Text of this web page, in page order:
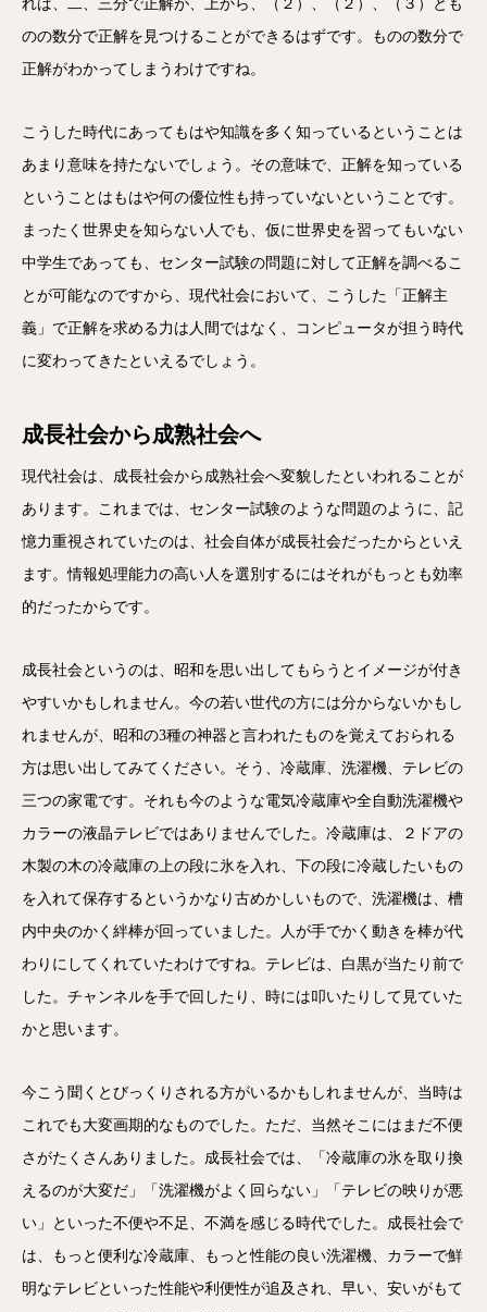
れば、二、三分で正解が、上から、（２）、（２）、（３）とも
のの数分で正解を見つけることができるはずです。ものの数分で
正解がわかってしまうわけですね。
こうした時代にあってもはや知識を多く知っているということは
あまり意味を持たないでしょう。その意味で、正解を知っている
ということはもはや何の優位性も持っていないということです。
まったく世界史を知らない人でも、仮に世界史を習ってもいない
中学生であっても、センター試験の問題に対して正解を調べるこ
とが可能なのですから、現代社会において、こうした「正解主
義」で正解を求める力は人間ではなく、コンピュータが担う時代
に変わってきたといえるでしょう。
成長社会から成熟社会へ
現代社会は、成長社会から成熟社会へ変貌したといわれることが
あります。これまでは、センター試験のような問題のように、記
憶力重視されていたのは、社会自体が成長社会だったからといえ
ます。情報処理能力の高い人を選別するにはそれがもっとも効率
的だったからです。
成長社会というのは、昭和を思い出してもらうとイメージが付き
やすいかもしれません。今の若い世代の方には分からないかもし
れませんが、昭和の3種の神器と言われたものを覚えておられる
方は思い出してみてください。そう、冷蔵庫、洗濯機、テレビの
三つの家電です。それも今のような電気冷蔵庫や全自動洗濯機や
カラーの液晶テレビではありませんでした。冷蔵庫は、２ドアの
木製の木の冷蔵庫の上の段に氷を入れ、下の段に冷蔵したいもの
を入れて保存するというかなり古めかしいもので、洗濯機は、槽
内中央のかく絆棒が回っていました。人が手でかく動きを棒が代
わりにしてくれていたわけですね。テレビは、白黒が当たり前で
した。チャンネルを手で回したり、時には叩いたりして見ていた
かと思います。
今こう聞くとびっくりされる方がいるかもしれませんが、当時は
これでも大変画期的なものでした。ただ、当然そこにはまだ不便
さがたくさんありました。成長社会では、「冷蔵庫の氷を取り換
えるのが大変だ」「洗濯機がよく回らない」「テレビの映りが悪
い」といった不便や不足、不満を感じる時代でした。成長社会で
は、もっと便利な冷蔵庫、もっと性能の良い洗濯機、カラーで鮮
明なテレビといった性能や利便性が追及され、早い、安いがもて